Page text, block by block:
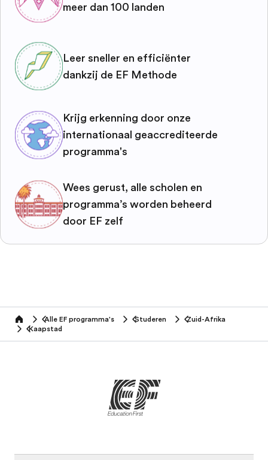
meer dan 100 landen
Leer sneller en efficiënter
dankzij de EF Methode
Krijg erkenning door onze
internationaal geaccrediteerde
programma's
Wees gerust, alle scholen en
programma’s worden beheerd
door EF zelf
home Alle EF programma's Studeren
Zuid-Afrika
Kaapstad